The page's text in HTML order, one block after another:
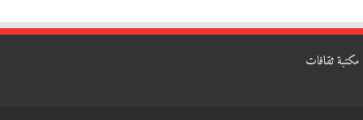
مكتبة ثقافات